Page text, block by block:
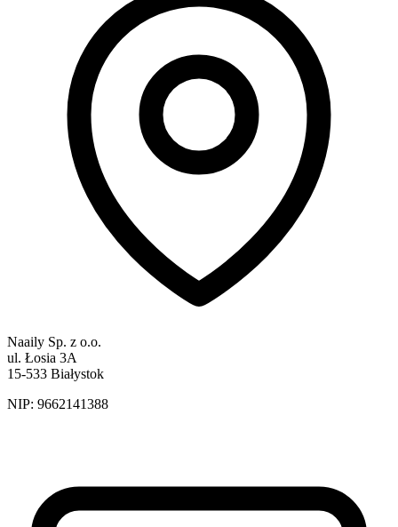
Naaily Sp. z o.o.
ul. Łosia 3A
15-533 Białystok
NIP: 9662141388